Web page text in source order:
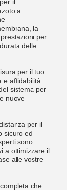
il
a
la
per
delle
per il tuo
affidabilità.
sistema per
nuove
per il
sicuro ed
sono
a ottimizzare il
alle vostre
che